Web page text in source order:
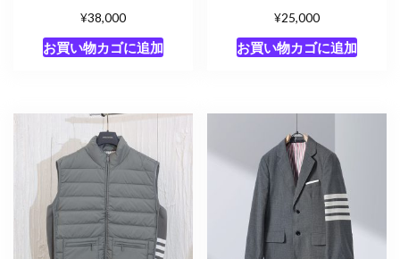
¥38,000
お買い物カゴに追加
¥25,000
お買い物カゴに追加